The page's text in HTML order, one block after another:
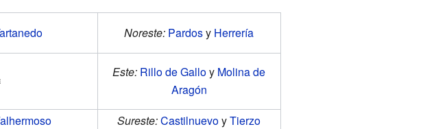
Noreste: Pardosy Herrería
Este: Rillo de Galloy Molina de
Aragón
Sureste:CastilnuevoyTierzo